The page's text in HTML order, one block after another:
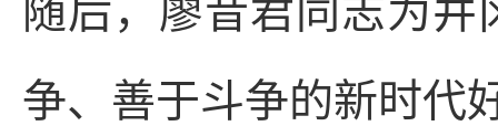
随后，廖昔君同志为井
争、善于斗争的新时